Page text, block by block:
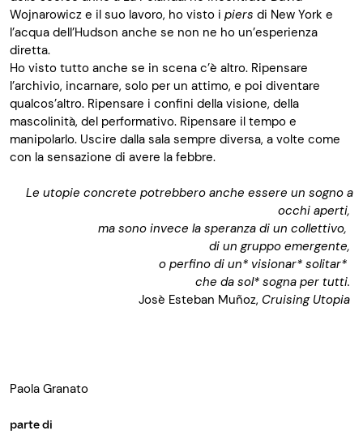
Wojnarowicz e il suo lavoro, ho visto i piers di New York e
l’acqua dell’Hudson anche se non ne ho un’esperienza
diretta.
Ho visto tutto anche se in scena c’è altro. Ripensare
l’archivio, incarnare, solo per un attimo, e poi diventare
qualcos’altro. Ripensare i confini della visione, della
mascolinità, del performativo. Ripensare il tempo e
manipolarlo. Uscire dalla sala sempre diversa, a volte come
con la sensazione di avere la febbre.
Le utopie concrete potrebbero anche essere un sogno a
occhi aperti,
ma sono invece la speranza di un collettivo,
di un gruppo emergente,
o perfino di un* visionar* solitar*
che da sol* sogna per tutti.
Josè Esteban Muñoz, CruisingUtopia
Paola Granato
parte di